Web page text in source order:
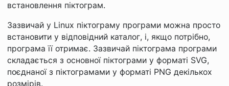
встановлення піктограм.
Зазвичай у Linux піктограму програми можна просто
встановити у відповідний каталог, і, якщо потрібно,
програма її отримає. Зазвичай піктограма програми
складається з основної піктограми у форматі SVG,
поєднаної з піктограмами у форматі PNG декількох
розмірів.